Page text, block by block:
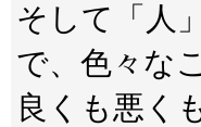
そして「人
で、色々な
良くも悪く